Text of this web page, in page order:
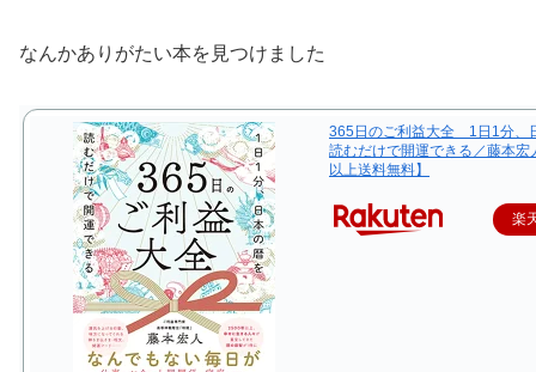
なんかありがたい本を見つけました
365日のご利益大全 1日1分、
読むだけで開運できる／藤本宏
以上送料無料】
楽